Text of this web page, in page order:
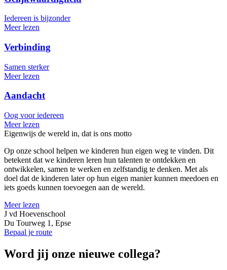
Iedereen is bijzonder
Meer lezen
Verbinding
Samen sterker
Meer lezen
Aandacht
Oog voor iedereen
Meer lezen
Eigenwijs de wereld in, dat is ons motto
Op onze school helpen we kinderen hun eigen weg te vinden. Dit
betekent dat we kinderen leren hun talenten te ontdekken en
ontwikkelen, samen te werken en zelfstandig te denken. Met als
doel dat de kinderen later op hun eigen manier kunnen meedoen en
iets goeds kunnen toevoegen aan de wereld.
Meer lezen
J vd Hoevenschool
Du Tourweg 1, Epse
Bepaal je route
Word jij onze nieuwe collega?